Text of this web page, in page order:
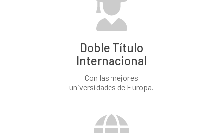
Doble Título
Internacional
Con las mejores
universidades de Europa.